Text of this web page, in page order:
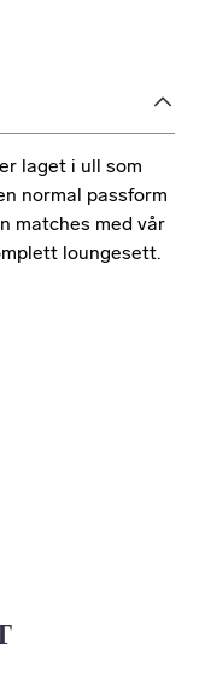
laget i ull som
normal passform
matches med vår
loungesett.